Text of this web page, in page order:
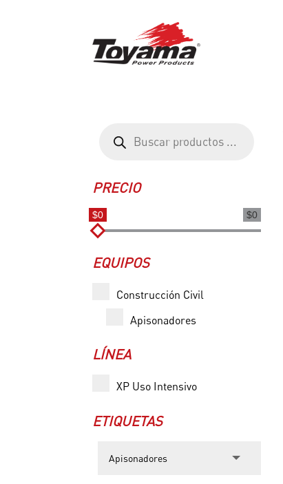
productos
PRECIO
$0
$0
EQUIPOS
Construcción Civil
Apisonadores
LÍNEA
XP Uso Intensivo
ETIQUETAS